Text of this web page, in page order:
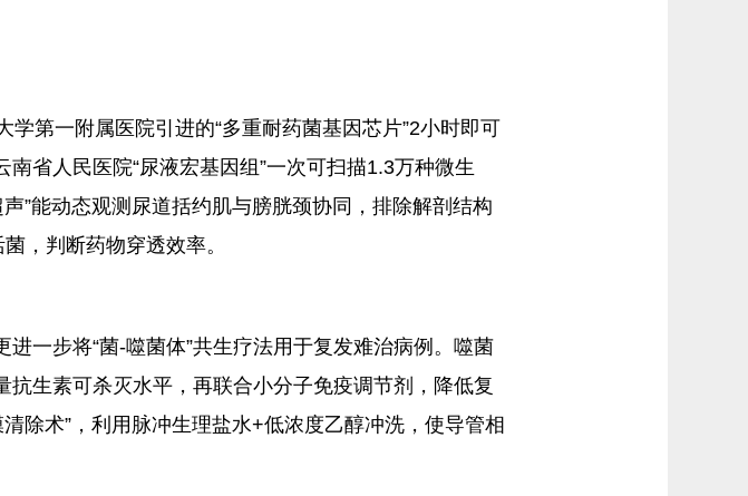
第一附属医院引进的“多重耐药菌基因芯片”2小时即可
省人民医院“尿液宏基因组”一次可扫描1.3万种微生
”能动态观测尿道括约肌与膀胱颈协同，排除解剖结构
，判断药物穿透效率。
一步将“菌-噬菌体”共生疗法用于复发难治病例。噬菌
生素可杀灭水平，再联合小分子免疫调节剂，降低复
除术”，利用脉冲生理盐水+低浓度乙醇冲洗，使导管相